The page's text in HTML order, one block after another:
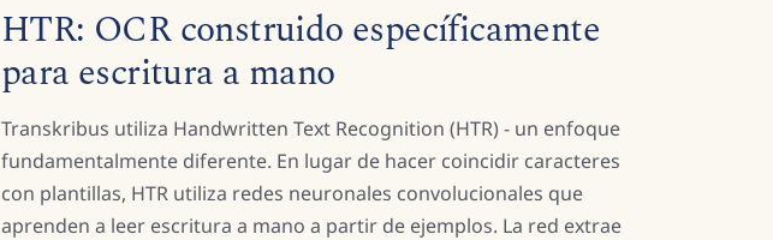
HTR: OCR construido específicamente
para escritura a mano
Transkribus utiliza Handwritten Text Recognition (HTR) - un enfoque
fundamentalmente diferente. En lugar de hacer coincidir caracteres
con plantillas, HTR utiliza redes neuronales convolucionales que
aprenden a leer escritura a mano a partir de ejemplos. La red extrae